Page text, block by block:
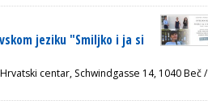
jeziku "Smiljko i ja si
centar, Schwindgasse 14, 1040 Beč /